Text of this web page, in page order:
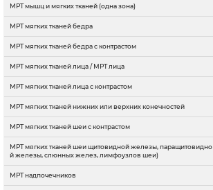
МРТ мышц и мягких тканей (одна зона)
МРТ мягких тканей бедра
МРТ мягких тканей бедра с контрастом
МРТ мягких тканей лица / МРТ лица
МРТ мягких тканей лица с контрастом
МРТ мягких тканей нижних или верхних конечностей
МРТ мягких тканей шеи с контрастом
МРТ мягких тканей шеи щитовидной железы, паращитовидно
й железы, слюнных желез, лимфоузлов шеи)
МРТ надпочечников